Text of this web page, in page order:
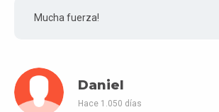
Mucha fuerza!
Daniel
Hace 1.050 días